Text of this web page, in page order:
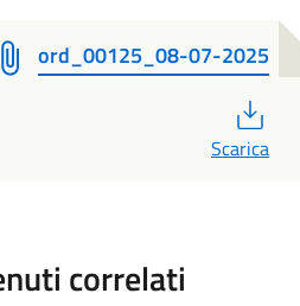
ord_00125_08-07-2025
Scarica
correlati